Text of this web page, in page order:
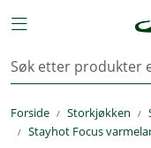
Toggle navigation
Forside Storkjøkken
Stayhot Focus
Kjøkkenutstyr
Storkjøkken